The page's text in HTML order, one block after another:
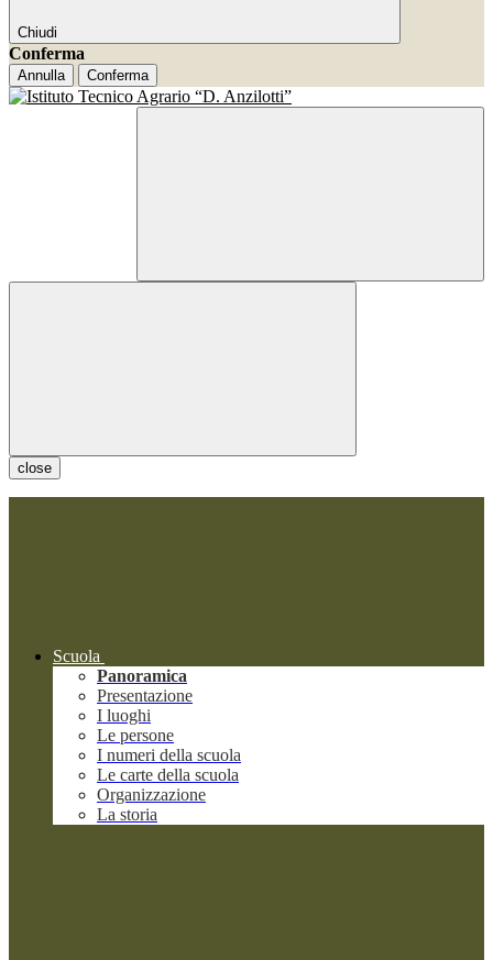
Chiudi
Conferma
Annulla Conferma
close
Scuola
Panoramica
Presentazione
I luoghi
Le persone
I numeri della scuola
Le carte della scuola
Organizzazione
La storia